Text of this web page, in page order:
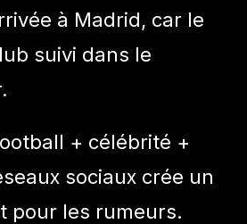
à Madrid, car le
suivi dans le
+ célébrité +
sociaux crée un
pour les rumeurs.